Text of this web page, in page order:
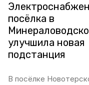
посёлка в
улучшила новая
подстанция
В посёлке